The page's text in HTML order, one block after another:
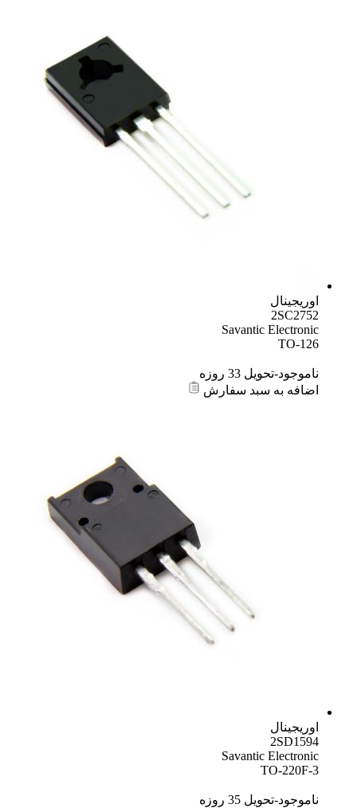
اوریجینال
2SC2752
Savantic Electronic
TO-126
ناموجود-تحویل 33 روزه
اضافه به سبد سفارش
اوریجینال
2SD1594
Savantic Electronic
TO-220F-3
ناموجود-تحویل 35 روزه